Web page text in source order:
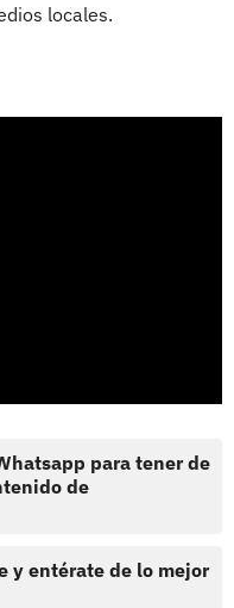
locales.
para tener de
de
y entérate de lo mejor